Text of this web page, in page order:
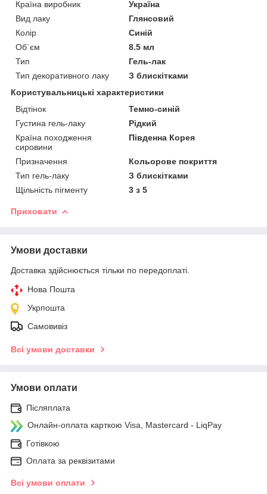
Країна виробник
Україна
Вид лаку
Глянсовий
Колір
Синій
Об`єм
8.5 мл
Тип
Гель-лак
Тип декоративного лаку
З блискітками
Користувальницькі характеристики
Відтінок
Темно-синій
Густина гель-лаку
Рідкий
Країна походження
сировини
Південна Корея
Призначення
Кольорове покриття
Тип гель-лаку
З блискітками
Щільність пігменту
3 з 5
Приховати
Умови доставки
Доставка здійснюється тільки по передоплаті.
Нова Пошта
Укрпошта
Самовивіз
Всі умови доставки
Умови оплати
Післяплата
Онлайн-оплата карткою Visa, Mastercard - LiqPay
Готівкою
Оплата за реквізитами
Всі умови оплати